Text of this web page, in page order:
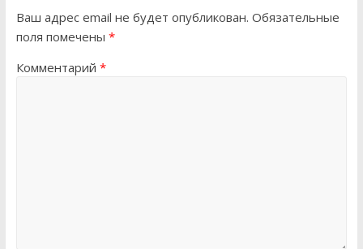
Ваш адрес email не будет опубликован. Обязательные
поля помечены *
Комментарий *